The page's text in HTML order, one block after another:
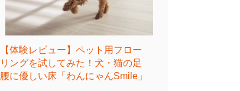
【体験レビュー】ペット用フロー
リングを試してみた！犬・猫の足
腰に優しい床「わんにゃんSmile」